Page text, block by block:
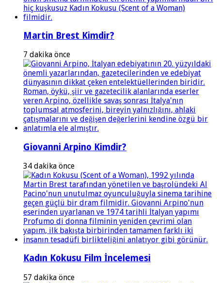
Martin Brest Kimdir?
7 dakika önce
Giovanni Arpino Kimdir?
34 dakika önce
Kadın Kokusu Film İncelemesi
57 dakika önce